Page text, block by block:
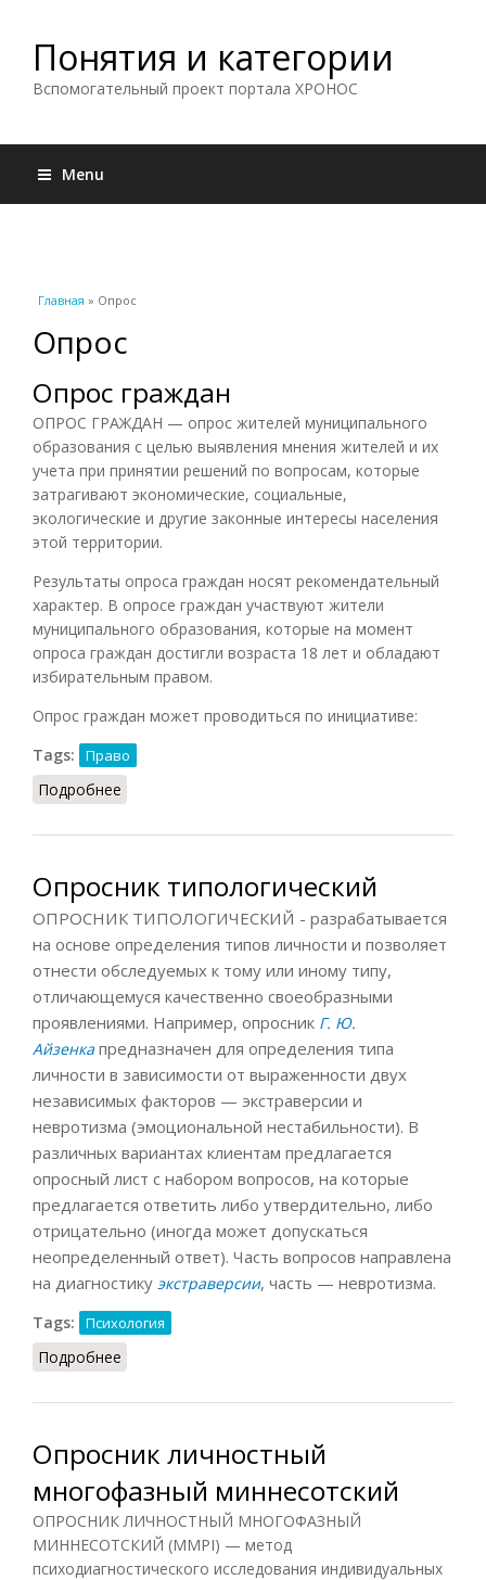
Понятия и категории
Вспомогательный проект портала ХРОНОС
Menu
Вы здесь
Главная » Опрос
Опрос
Опрос граждан
ОПРОС ГРАЖДАН — опрос жителей муниципального
образования с целью выявления мнения жителей и их
учета при принятии решений по вопросам, которые
затрагивают экономические, социальные,
экологические и другие законные интересы населения
этой территории.
Результаты опроса граждан носят рекомендательный
характер. В опросе граждан участвуют жители
муниципального образования, которые на момент
опроса граждан достигли возраста 18 лет и обладают
избирательным правом.
Опрос граждан может проводиться по инициативе:
Tags:
Право
Подробнее
Опросник типологический
ОПРОСНИК ТИПОЛОГИЧЕСКИЙ - разрабатывается
на основе определения типов личности и позволяет
отнести обследуемых к тому или иному типу,
отличающемуся качественно своеобразными
проявлениями. Например, опросник Г. Ю.
Айзенка предназначен для определения типа
личности в зависимости от выраженности двух
независимых факторов — экстраверсии и
невротизма (эмоциональной нестабильности). В
различных вариантах клиентам предлагается
опросный лист с набором вопросов, на которые
предлагается ответить либо утвердительно, либо
отрицательно (иногда может допускаться
неопределенный ответ). Часть вопросов направлена
на диагностику экстраверсии, часть — невротизма.
Tags: Психология
Подробнее
Опросник личностный
многофазный миннесотский
ОПРОСНИК ЛИЧНОСТНЫЙ МНОГОФАЗНЫЙ
МИННЕСОТСКИЙ (MMPI) — метод
психодиагностического исследования индивидуальных